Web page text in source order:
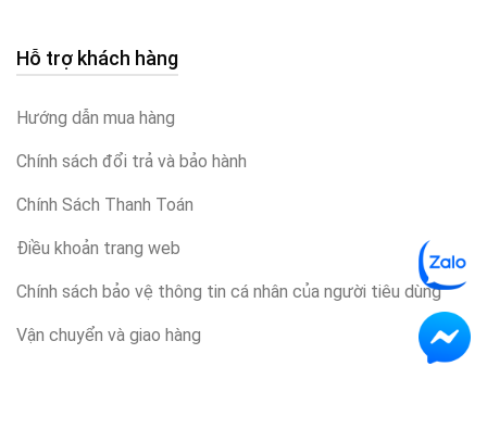
Hỗ trợ khách hàng
Hướng dẫn mua hàng
Chính sách đổi trả và bảo hành
Chính Sách Thanh Toán
Điều khoản trang web
Chính sách bảo vệ thông tin cá nhân của người tiêu dùng
Vận chuyển và giao hàng